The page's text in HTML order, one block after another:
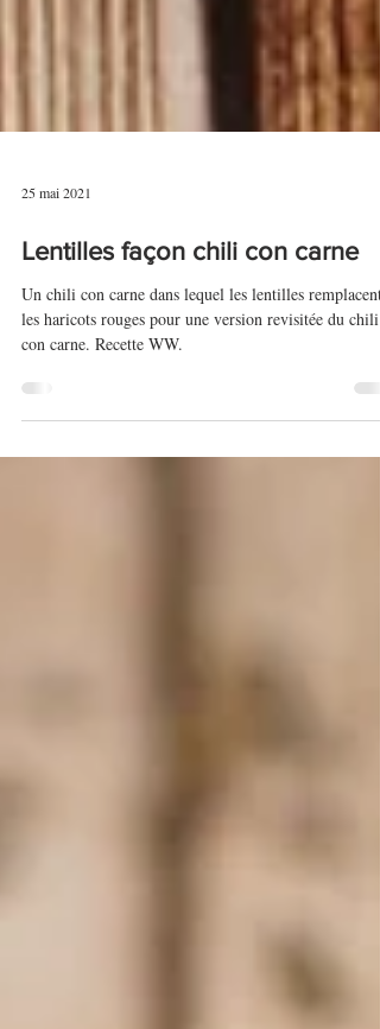
25 mai 2021
Lentilles façon chili con carne
Un chili con carne dans lequel les lentilles remplacent
les haricots rouges pour une version revisitée du chili